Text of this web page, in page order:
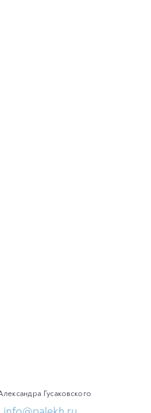
info@palekh.ru
Гусаковского